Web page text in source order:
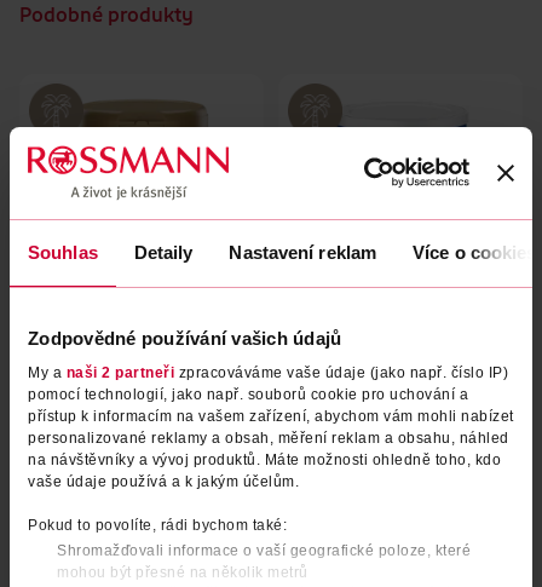
Souhlas Detaily Nastavení reklam Více o cookies
Zodpovědné používání vašich údajů
My a naši 2 partneři zpracováváme vaše údaje (jako např. číslo IP)
pomocí technologií, jako např. souborů cookie pro uchování a
přístup k informacím na vašem zařízení, abychom vám mohli nabízet
personalizované reklamy a obsah, měření reklam a obsahu, náhled
na návštěvníky a vývoj produktů. Máte možnosti ohledně toho, kdo
vaše údaje používá a k jakým účelům.
Pokud to povolíte, rádi bychom také:
Shromažďovali informace o vaší geografické poloze, které
mohou být přesné na několik metrů
Podobné produkty
Počáteční kojenecké mléko
Comfort, 0m
Kendamil 800 g
599 Kč
DO KOŠÍKU
Počáteční kojenecké mléko
Allergy Care Syneo+ 1, 0m
Nutrilon
449 Kč